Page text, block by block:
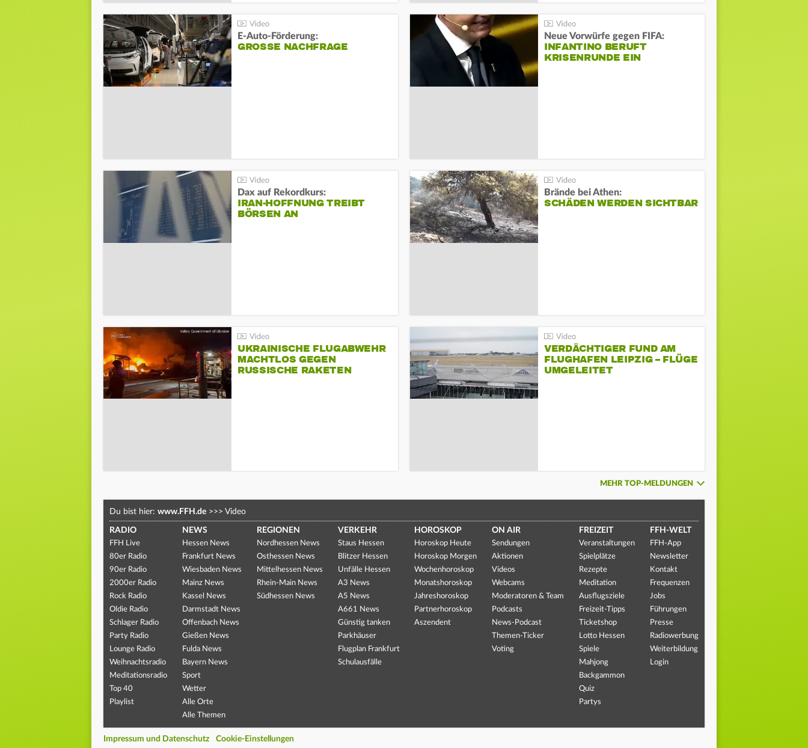
E-Auto-Förderung:
GROSSE NACHFRAGE
Neue Vorwürfe gegen FIFA:
INFANTINO BERUFT
KRISENRUNDE EIN
Dax auf Rekordkurs:
IRAN-HOFFNUNG TREIBT
BÖRSEN AN
Brände bei Athen:
SCHÄDEN WERDEN SICHTBAR
UKRAINISCHE FLUGABWEHR
MACHTLOS GEGEN
RUSSISCHE RAKETEN
VERDÄCHTIGER FUND AM
FLUGHAFEN LEIPZIG – FLÜGE
UMGELEITET
MEHR TOP-MELDUNGEN
Du bist hier: www.FFH.de >>> Video
RADIO
FFH Live
80er Radio
90er Radio
2000er Radio
Rock Radio
Oldie Radio
Schlager Radio
Party Radio
Lounge Radio
Weihnachtsradio
Meditationsradio
Top 40
Playlist
NEWS
Hessen News
Frankfurt News
Wiesbaden News
Mainz News
Kassel News
Darmstadt News
Offenbach News
Gießen News
Fulda News
Bayern News
Sport
Wetter
Alle Orte
Alle Themen
REGIONEN
Nordhessen News
Osthessen News
Mittelhessen News
Rhein-Main News
Südhessen News
VERKEHR
Staus Hessen
Blitzer Hessen
Unfälle Hessen
A3 News
A5 News
A661 News
Günstig tanken
Parkhäuser
Flugplan Frankfurt
Schulausfälle
HOROSKOP
Horoskop Heute
Horoskop Morgen
Wochenhoroskop
Monatshoroskop
Jahreshoroskop
Partnerhoroskop
Aszendent
ON AIR
Sendungen
Aktionen
Videos
Webcams
Moderatoren & Team
Podcasts
News-Podcast
Themen-Ticker
Voting
FREIZEIT
Veranstaltungen
Spielplätze
Rezepte
Meditation
Ausflugsziele
Freizeit-Tipps
Ticketshop
Lotto Hessen
Spiele
Mahjong
Backgammon
Quiz
Partys
FFH-WELT
FFH-App
Newsletter
Kontakt
Frequenzen
Jobs
Führungen
Presse
Radiowerbung
Weiterbildung
Login
Impressum und Datenschutz Cookie-Einstellungen